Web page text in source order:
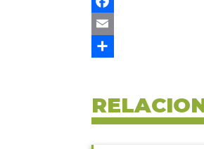
Facebook
Email